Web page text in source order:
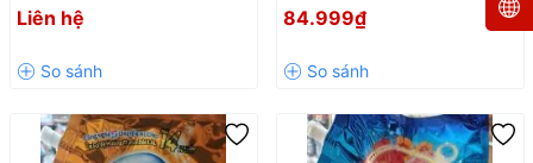
Liên hệ 84.999₫